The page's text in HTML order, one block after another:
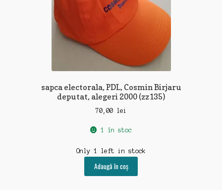
sapca electorala, PDL, Cosmin Birjaru
deputat, alegeri 2000 (zz135)
70,00 lei
1 în stoc
Only 1 left in stock
Adaugă în coș